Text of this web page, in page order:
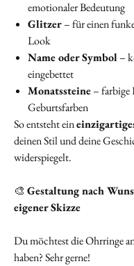
emotionaler Bedeutung
Glitzer– für einen
Look
Name oder Symbol–
eingebettet
Monatssteine–
Geburtsfarben
So entsteht ein
deinen Stil und deine
widerspiegelt.
🎨 Gestaltung nach
eigener Skizze
Du möchtest die Ohrringe
haben? Sehr gerne!